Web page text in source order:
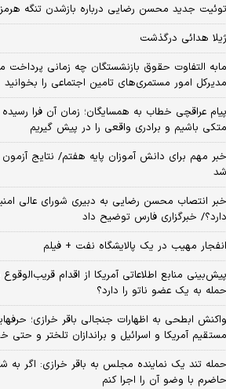
جدید محسن رضایی درباره بازشدن تنگه هرمز
هدائی درگذشت
التفاوت حقوق بازنشستگان چه زمانی
امور مستمری‌های تامین اجتماعی را بخوانید
عراقچی خطاب به همسایگان؛ زمان آن فرا
باشیم و برادری واقعی را در پیش گیریم
مهم برای دانش آموزان پایه هفتم/ نتایج
انتصاب محسن رضایی به دبیری شورای عالی
خبرگزاری فارس توضیح داد
مهیب در یک پالایشگاه نفت + فیلم
منابع اطلاعاتی آمریکا از اقدام
به یک عضو ناتو را دارد؟
ابطحی به اظهارات جنجالی باقر خرازی؛
آمریکا و اسرائیل و براندازان تلختر و حتی
تند یک نماینده مجلس به باقر خرازی: اگر
با وضو آن را اجرا کنم